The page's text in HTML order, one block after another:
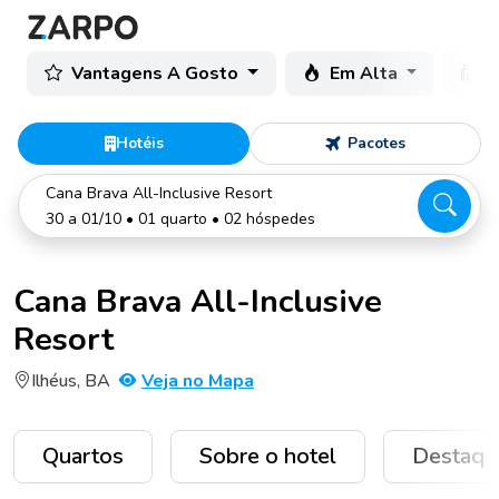
Vantagens A Gosto Em Alta
Hotéis Pacotes
Cana Brava All-Inclusive Resort
30 a 01/10 • 01 quarto • 02 hóspedes
Cana Brava All-Inclusive
Resort
Ilhéus, BA Veja no Mapa
Quartos Sobre o hotel